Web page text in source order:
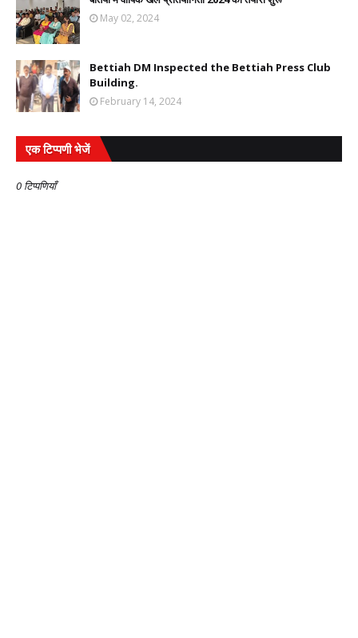
May 02, 2024
Bettiah DM Inspected the Bettiah Press Club
Building.
February 14, 2024
एक टिप्पणी भेजें
0 टिप्पणियाँ